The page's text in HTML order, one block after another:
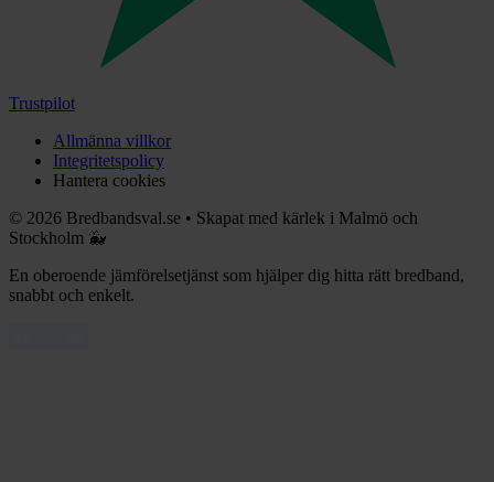
Trustpilot
Allmänna villkor
Integritetspolicy
Hantera cookies
© 2026 Bredbandsval.se • Skapat med kärlek i Malmö och
Stockholm 🐳
En oberoende jämförelsetjänst som hjälper dig hitta rätt bredband,
snabbt och enkelt.